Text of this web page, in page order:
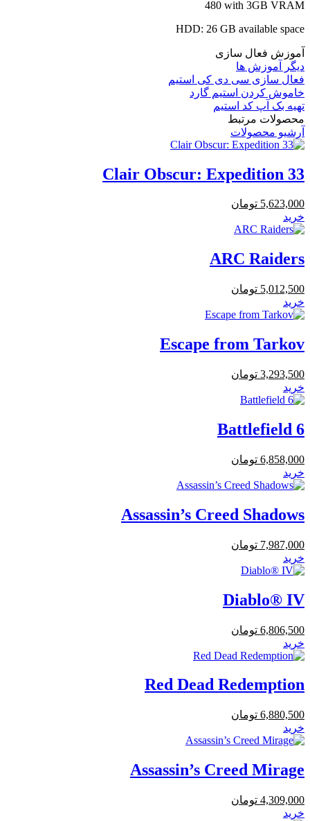
480 with 3GB VRAM
HDD: 26 GB available space
آموزش فعال سازی
دیگر آموزش ها
فعال سازی سی دی کی استیم
خاموش کردن استیم گارد
تهیه بک آپ کد استیم
محصولات مرتبط
آرشیو محصولات
Clair Obscur: Expedition 33
5,623,000 تومان
خرید
ARC Raiders
5,012,500 تومان
خرید
Escape from Tarkov
3,293,500 تومان
خرید
Battlefield 6
6,858,000 تومان
خرید
Assassin’s Creed Shadows
7,987,000 تومان
خرید
Diablo® IV
6,806,500 تومان
خرید
Red Dead Redemption
6,880,500 تومان
خرید
Assassin’s Creed Mirage
4,309,000 تومان
خرید